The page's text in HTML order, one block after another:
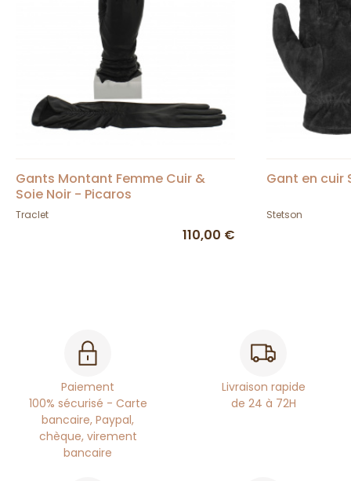
Gants Montant Femme Cuir &
Soie Noir - Picaros
Traclet
110,00 €
Gant en cuir
Stetson
Paiement
100% sécurisé - Carte
bancaire, Paypal,
chèque, virement
bancaire
Livraison rapide
de 24 à 72H